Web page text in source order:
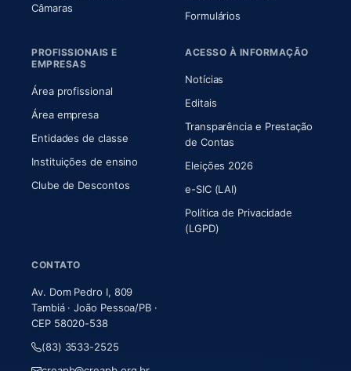
Câmaras(abre em nova aba)
Formulários
PROFISSIONAIS E
EMPRESAS
Área profissional
Área empresa
Entidades de classe
Instituições de ensino
Clube de Descontos
ACESSO À INFORMAÇÃO
Notícias
Editais
Transparência e Prestação
de Contas
Eleições 2026
e-SIC (LAI)
Política de Privacidade
(LGPD)
CONTATO
Av. Dom Pedro I, 809
Tambiá · João Pessoa/PB ·
CEP 58020-538
(83) 3533-2525